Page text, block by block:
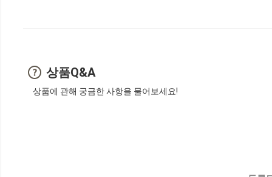
상품Q&A
상품에 관해 궁금한 사항을 물어보세요!